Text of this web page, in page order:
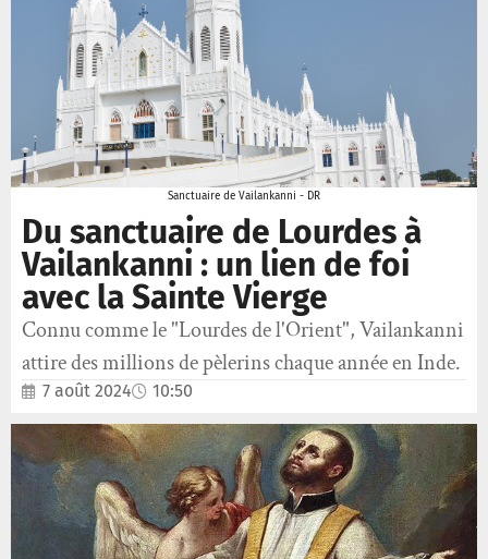
Sanctuaire de Vailankanni - DR
Du sanctuaire de Lourdes à
Vailankanni : un lien de foi
avec la Sainte Vierge
Connu comme le "Lourdes de l'Orient", Vailankanni
attire des millions de pèlerins chaque année en Inde.
7 août 2024 10:50